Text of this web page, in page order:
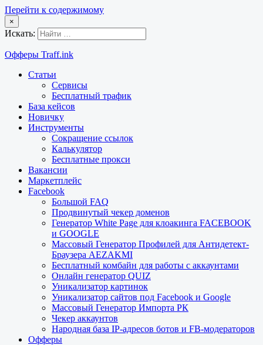
Перейти к содержимому
×
Искать:
Офферы Traff.ink
Статьи
Сервисы
Бесплатный трафик
База кейсов
Новичку
Инструменты
Сокращение ссылок
Калькулятор
Бесплатные прокси
Вакансии
Маркетплейс
Facebook
Большой FAQ
Продвинутый чекер доменов
Генератор White Page для клоакинга FACEBOOK
и GOOGLE
Массовый Генератор Профилей для Антидетект-
Браузера AEZAKMI
Бесплатный комбайн для работы с аккаунтами
Онлайн генератор QUIZ
Уникализатор картинок
Уникализатор сайтов под Facebook и Google
Массовый Генератор Импорта РК
Чекер аккаунтов
Народная база IP-адресов ботов и FB-модераторов
Офферы